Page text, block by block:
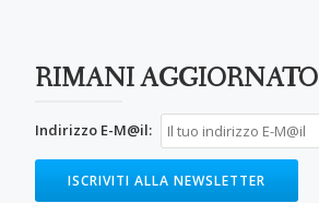
RIMANI AGGIORNATO
Indirizzo E-M@il: